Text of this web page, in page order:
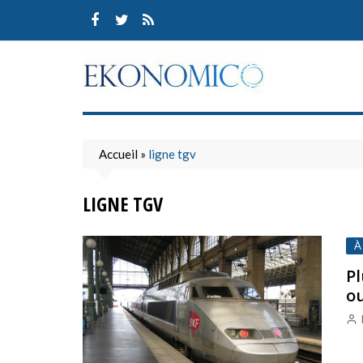
content
Accueil » ligne tgv
LIGNE TGV
À